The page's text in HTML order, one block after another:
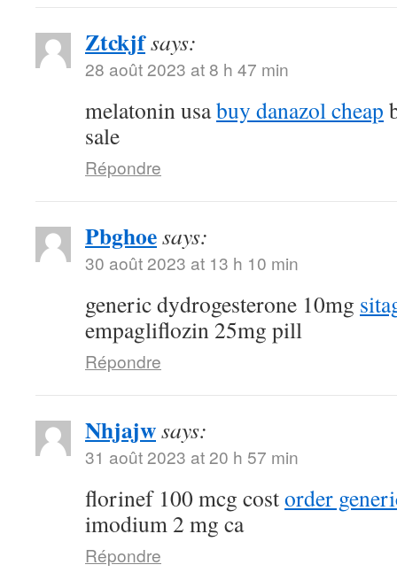
Ztckjfsays:
28 août 2023 at 8 h 47 min
melatonin usabuy danazol cheap
sale
Répondre
Pbghoesays:
30 août 2023 at 13 h 10 min
generic dydrogesterone 10mg
empagliflozin 25mg pill
Répondre
Nhjajwsays:
31 août 2023 at 20 h 57 min
florinef 100 mcg costorder
imodium 2 mg ca
Répondre